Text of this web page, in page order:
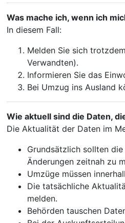
Was mache ich, wenn ich
In diesem Fall:
Melden Sie sich
Verwandten).
Informieren Sie das
Bei Umzug ins Ausland
Wie aktuell sind die Daten,
Die Aktualität der Daten im
Grundsätzlich sollten
Änderungen zeitnah zu
Umzüge müssen
Die tatsächliche
melden.
Behörden tauschen